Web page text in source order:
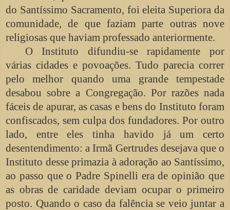
do Santíssimo Sacramento, foi eleita Superiora da
comunidade, de que faziam parte outras nove
religiosas que haviam professado anteriormente.
O Instituto difundiu-se rapidamente por
várias cidades e povoações. Tudo parecia correr
pelo melhor quando uma grande tempestade
desabou sobre a Congregação. Por razões nada
fáceis de apurar, as casas e bens do Instituto foram
confiscados, sem culpa dos fundadores. Por outro
lado, entre eles tinha havido já um certo
desentendimento: a Irmã Gertrudes desejava que o
Instituto desse primazia à adoração ao Santíssimo,
ao passo que o Padre Spinelli era de opinião que
as obras de caridade deviam ocupar o primeiro
posto. Quando o caso da falência se veio juntar a